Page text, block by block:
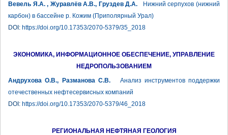
Вевель Я.А. , Журавлёв А.В., Груздев Д.А. Нижний серпухов (нижний
карбон) в бассейне р. Кожим (Приполярный Урал)
DOI: https://doi.org/10.17353/2070-5379/35_2018
ЭКОНОМИКА, ИНФОРМАЦИОННОЕ ОБЕСПЕЧЕНИЕ, УПРАВЛЕНИЕ
НЕДРОПОЛЬЗОВАНИЕМ
Андрухова О.В., Разманова С.В.Анализ инструментов поддержки
отечественных нефтесервисных компаний
DOI: https://doi.org/10.17353/2070-5379/46_2018
РЕГИОНАЛЬНАЯ НЕФТЯНАЯ ГЕОЛОГИЯ